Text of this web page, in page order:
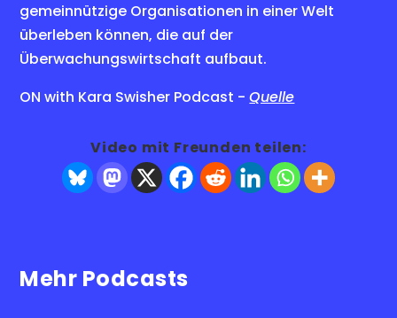
gemeinnützige Organisationen in einer Welt
überleben können, die auf der
Überwachungswirtschaft aufbaut.
ON with Kara Swisher Podcast -Quelle
Video mit Freunden teilen:
Mehr Podcasts